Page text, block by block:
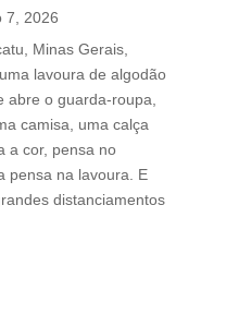
7, 2026
Minas Gerais,
lavoura de algodão
abre o guarda-roupa,
camisa, uma calça
a cor, pensa no
pensa na lavoura. E
distanciamentos